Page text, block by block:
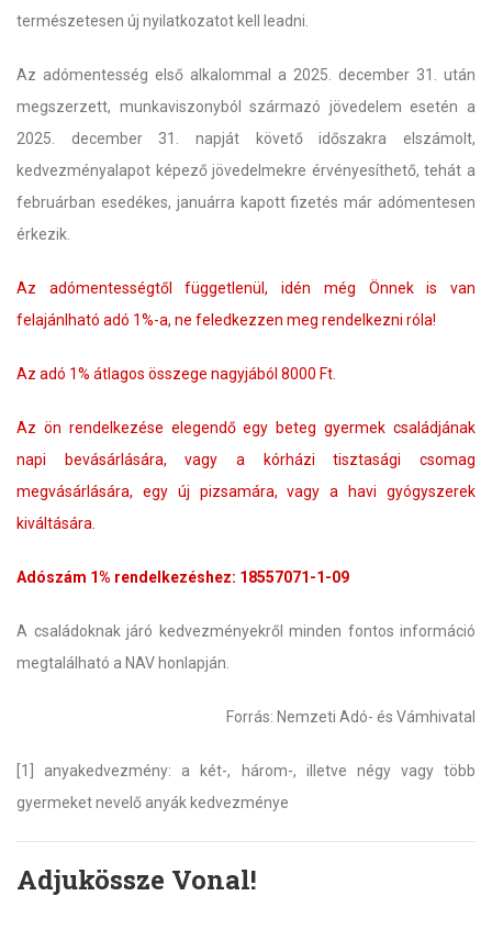
természetesen új nyilatkozatot kell leadni.
Az adómentesség első alkalommal a 2025. december 31. után
megszerzett, munkaviszonyból származó jövedelem esetén a
2025. december 31. napját követő időszakra elszámolt,
kedvezményalapot képező jövedelmekre érvényesíthető, tehát a
februárban esedékes, januárra kapott fizetés már adómentesen
érkezik.
Az adómentességtől függetlenül, idén még Önnek is van
felajánlható adó 1%-a, ne feledkezzen meg rendelkezni róla!
Az adó 1% átlagos összege nagyjából 8000 Ft.
Az ön rendelkezése elegendő egy beteg gyermek családjának
napi bevásárlására, vagy a kórházi tisztasági csomag
megvásárlására, egy új pizsamára, vagy a havi gyógyszerek
kiváltására.
Adószám 1% rendelkezéshez: 18557071-1-09
A családoknak járó kedvezményekről minden fontos információ
megtalálható a NAV honlapján.
Forrás: Nemzeti Adó- és Vámhivatal
[1] anyakedvezmény: a két-, három-, illetve négy vagy több
gyermeket nevelő anyák kedvezménye
Adjukössze Vonal!